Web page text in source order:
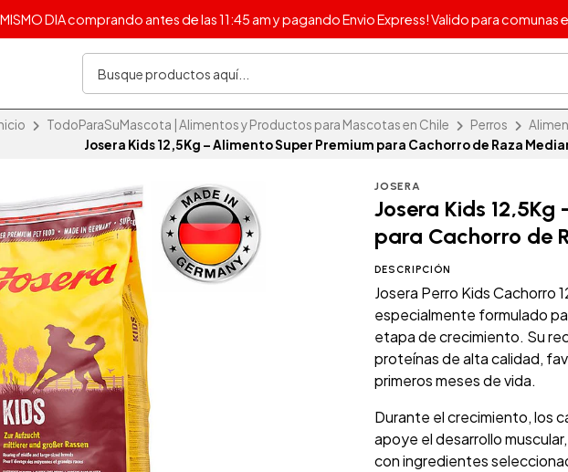
MISMO DIA comprando antes de las 11:45 am y pagando Envio Express! Valido para
TodoParaSuMascota | Alimentos y Productos para Mascotas en Chile Perros
Josera Kids 12,5Kg – Alimento Super Premium para Cachorro de Raza
JOSERA
Josera Kids
para Cachorro de
DESCRIPCIÓN
Josera Perro Kids Cachorro
especialmente formulado
etapa de crecimiento. Su
proteínas de alta calidad,
primeros meses de vida.
Durante el crecimiento, los
apoye el desarrollo
con ingredientes